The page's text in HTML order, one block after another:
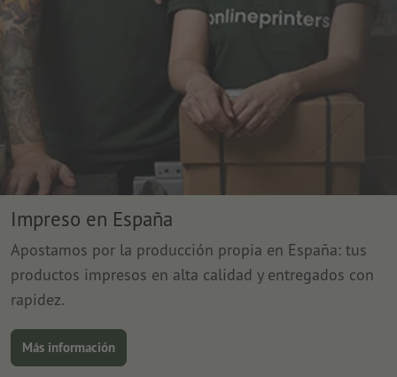
Impreso en España
Apostamos por la producción propia en España: tus
productos impresos en alta calidad y entregados con
rapidez.
Más información